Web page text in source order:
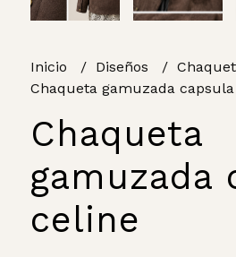
Inicio Diseños
Chaqueta gamuzada
Chaqueta
gamuzada
celine